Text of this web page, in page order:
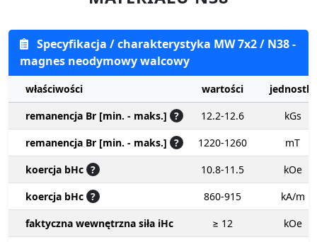
Specyfikacja / charakterystyka MW 7x2 / N38 -
magnes neodymowy walcowy
właściwości wartości
jednostki
remanencja Br [min. - maks.] ? 12.2-12.6
kGs
remanencja Br [min. - maks.] ? 1220-1260
mT
koercja bHc ? 10.8-11.5
kOe
koercja bHc ? 860-915
kA/m
faktyczna wewnętrzna siła iHc
≥ 12
kOe